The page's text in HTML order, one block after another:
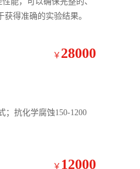
得准确的实验结果。
￥ 28000
；抗化学腐蚀150-1200
￥ 12000